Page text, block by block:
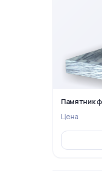
Памятник
Цена